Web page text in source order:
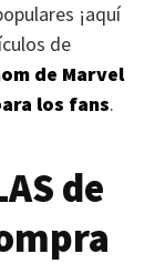
¡aquí
de
de Marvel
los fans.
de